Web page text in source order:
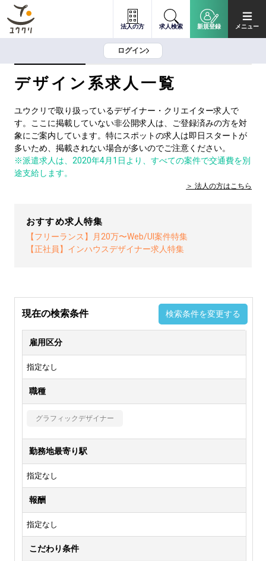
法人の方 求人検索 新規登録 メニュー
ログイン
デザイン系求人一覧
ユウクリで取り扱っているデザイナー・クリエイター求人で
す。ここに掲載していない非公開求人は、ご登録済みの方を対
象にご案内しています。特にスポットの求人は即日スタートが
多いため、掲載されない場合が多いのでご注意ください。
※派遣求人は、2020年4月1日より、すべての案件で交通費を別
途支給します。
法人の方はこちら
おすすめ求人特集
【フリーランス】月20万〜Web/UI案件特集
【正社員】インハウスデザイナー求人特集
現在の検索条件 検索条件を変更する
雇用区分
指定なし
職種
グラフィックデザイナー
勤務地最寄り駅
指定なし
報酬
指定なし
こだわり条件